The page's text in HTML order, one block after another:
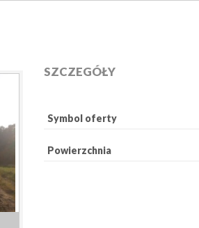
SZCZEGÓŁY
Symbol oferty
Powierzchnia